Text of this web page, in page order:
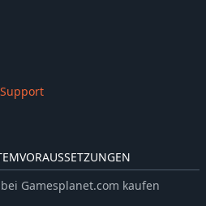
Gamesplanet.com kaufen